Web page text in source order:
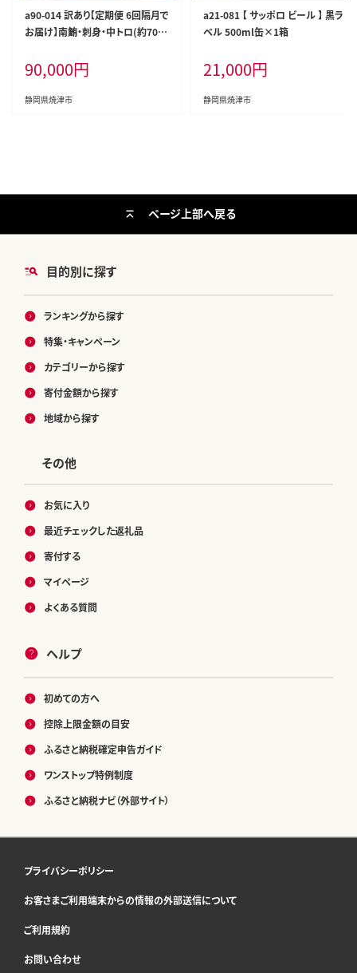
a90-014 訳あり【定期便 6回隔月で
お届け】南鮪・刺身・中トロ(約700
90,000円
静岡県焼津市
a21-081 【 サッポロ ビール 】 黒ラ
ベル 500ml缶×1箱
21,000円
静岡県焼津市
目的別に探す
ランキングから探す
特集・キャンペーン
カテゴリーから探す
寄付金額から探す
地域から探す
その他
お気に入り
最近チェックした返礼品
寄付する
マイページ
よくある質問
ヘルプ
初めての方へ
控除上限金額の目安
ふるさと納税確定申告ガイド
ワンストップ特例制度
ふるさと納税ナビ（外部サイト）
ページ上部へ戻る
プライバシーポリシー
お客さまご利用端末からの情報の外部送信について
ご利用規約
お問い合わせ